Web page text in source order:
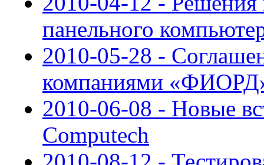
панельного
2010-05-28 -
компаниями
2010-06-08 - Новые
Computech